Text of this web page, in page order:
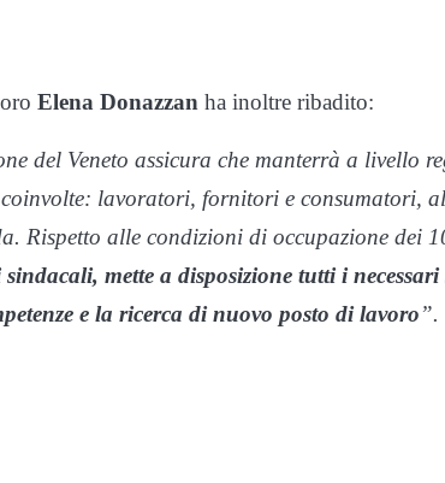
Elena Donazzan ha inoltre ribadito:
del Veneto assicura che manterrà a livello
lavoratori, fornitori e consumatori,
Rispetto alle condizioni di occupazione dei
mette a disposizione tutti i
e la ricerca di nuovo posto di lavoro”.